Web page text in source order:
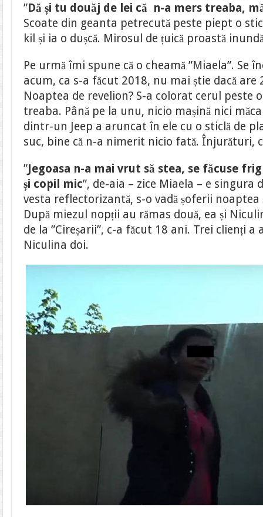
”Dă și tu douăj de lei că n-a mers treaba,
Scoate din geanta petrecută peste piept o
kil și ia o dușcă. Mirosul de țuică proastă
Pe urmă îmi spune că o cheamă ”Miaela”. Se
acum, ca s-a făcut 2018, nu mai știe dacă are
Noaptea de revelion? S-a colorat cerul peste
treaba. Până pe la unu, nicio mașină nici
dintr-un Jeep a aruncat în ele cu o sticlă de
suc, bine că n-a nimerit nicio fată. Înjurături,
”Jegoasa n-a mai vrut să stea, se făcuse
și copil mic”, de-aia – zice Miaela – e
vesta reflectorizantă, s-o vadă șoferii noaptea
După miezul nopții au rămas două, ea și
de la ”Cireșarii”, c-a făcut 18 ani. Trei clienți
Niculina doi.